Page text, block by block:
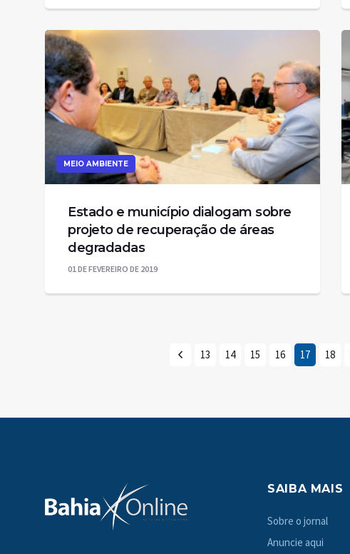
MEIO AMBIENTE
Estado e município dialogam sobre
projeto de recuperação de áreas
degradadas
01 DE FEVEREIRO DE 2019
13 14 15 16 17 18
SAIBA MAIS
Sobre o jornal
Anuncie aqui